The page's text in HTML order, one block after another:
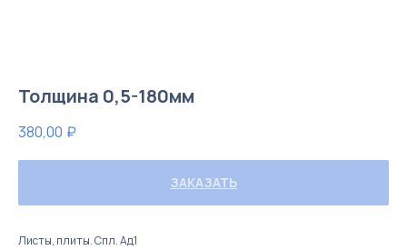
Толщина 0,5-180мм
380,00 ₽
ЗАКАЗАТЬ
Листы, плиты. Спл. Ад1